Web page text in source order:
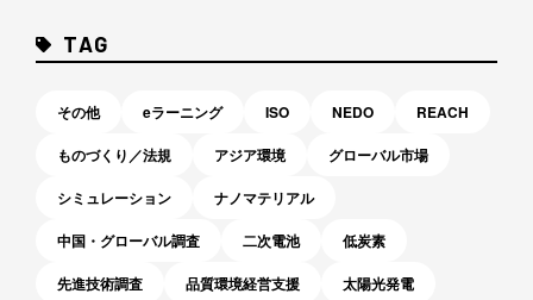
TAG
その他 eラーニング ISO NEDO
REACH
ものづくり／法規
アジア環境
グローバル市場
シミュレーション
ナノマテリアル
中国・グローバル調査
二次電池
低炭素
先進技術調査
品質環境経営支援 太陽光発電